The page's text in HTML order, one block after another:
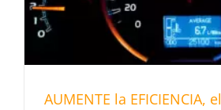
AUMENTE la EFICIENCIA, el